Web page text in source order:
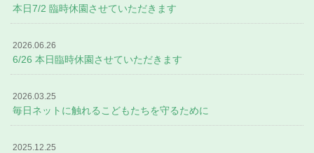
本日7/2 臨時休園させていただきます
2026.06.26
6/26 本日臨時休園させていただきます
2026.03.25
毎日ネットに触れるこどもたちを守るために
2025.12.25